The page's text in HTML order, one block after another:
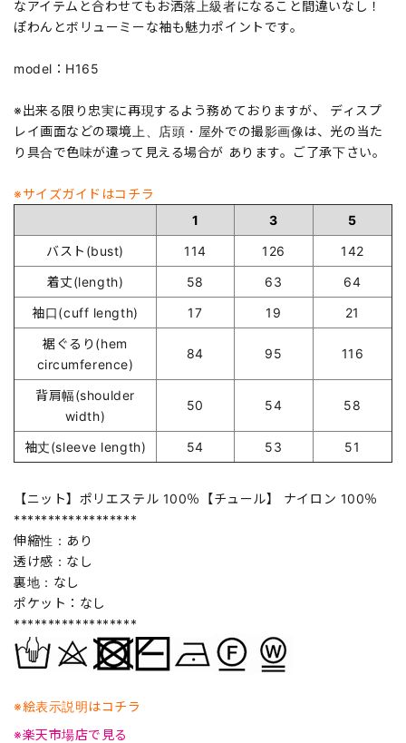
なアイテムと合わせてもお洒落上級者になること間違いなし！
ぽわんとボリューミーな袖も魅力ポイントです。
model：H165
※出来る限り忠実に再現するよう務めておりますが、 ディスプ
レイ画面などの環境上、店頭・屋外での撮影画像は、光の当た
り具合で色味が違って見える場合が あります。ご了承下さい。
※サイズガイドはコチラ
1
3
5
バスト(bust)
114 126
142
着丈(length)
58 63
64
袖口(cuff length)
17 19
21
裾ぐるり(hem
circumference)
84 95 116
背肩幅(shoulder
width)
50 54 58
袖丈(sleeve length) 54 53 51
【ニット】ポリエステル 100％【チュール】 ナイロン 100％
******************
伸縮性：あり
透け感：なし
裏地：なし
ポケット：なし
******************
※絵表示説明はコチラ
※楽天市場店で見る